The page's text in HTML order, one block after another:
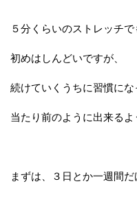
５分くらいのストレッチで
初めはしんどいですが、
続けていくうちに習慣にな
当たり前のように出来るよ
まずは、３日とか一週間